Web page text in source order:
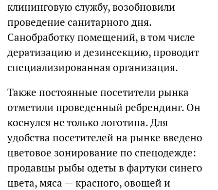
клининговую службу, возобновили
проведение санитарного дня.
Санобработку помещений, в том числе
дератизацию и дезинсекцию, проводит
специализированная организация.
Также постоянные посетители рынка
отметили проведенный ребрендинг. Он
коснулся не только логотипа. Для
удобства посетителей на рынке введено
цветовое зонирование по спецодежде:
продавцы рыбы одеты в фартуки синего
цвета, мяса — красного, овощей и